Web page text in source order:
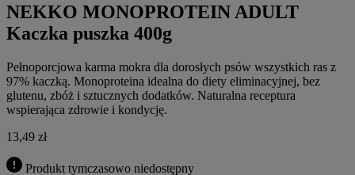
NEKKO MONOPROTEIN ADULT
Kaczka puszka 400g
Pełnoporcjowa karma mokra dla dorosłych psów wszystkich ras z
97% kaczką. Monoproteina idealna do diety eliminacyjnej, bez
glutenu, zbóż i sztucznych dodatków. Naturalna receptura
wspierająca zdrowie i kondycję.
13,49 zł
Produkt tymczasowo niedostępny